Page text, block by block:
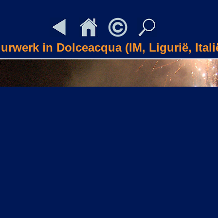
in Dolceacqua (IM, Ligurië,